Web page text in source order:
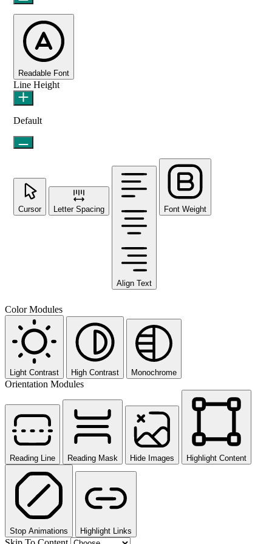
Readable Font
Line Height
Default
Cursor Letter Spacing
Align Text
Font Weight
Color Modules
Light Contrast High Contrast Monochrome
Orientation Modules
Reading Line Reading Mask Hide Images Highlight Content
Stop Animations Highlight Links